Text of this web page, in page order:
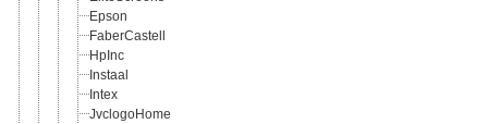
Epson
FaberCastell
HpInc
Instaal
Intex
JvclogoHome